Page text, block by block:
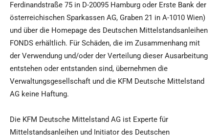
Ferdinandstraße 75 in D-20095 Hamburg oder Erste Bank der
österreichischen Sparkassen AG, Graben 21 in A-1010 Wien)
und über die Homepage des Deutschen Mittelstandsanleihen
FONDS erhältlich. Für Schäden, die im Zusammenhang mit
der Verwendung und/oder der Verteilung dieser Ausarbeitung
entstehen oder entstanden sind, übernehmen die
Verwaltungsgesellschaft und die KFM Deutsche Mittelstand
AG keine Haftung.
Die KFM Deutsche Mittelstand AG ist Experte für
Mittelstandsanleihen und Initiator des Deutschen